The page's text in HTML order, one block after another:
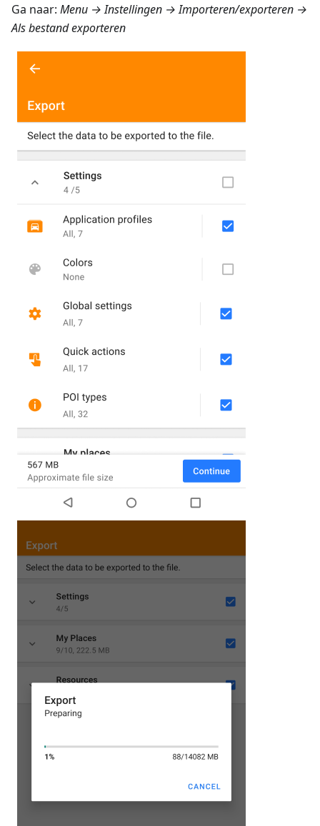
Ga naar: Menu → Instellingen → Importeren/exporteren →
Als bestand exporteren